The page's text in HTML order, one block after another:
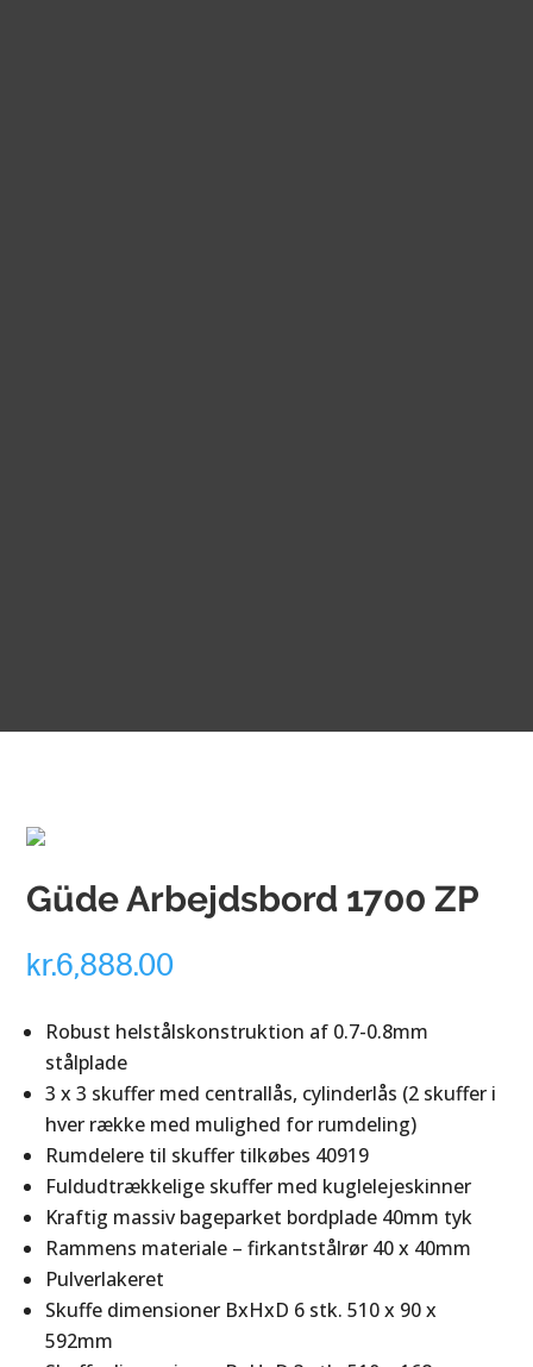
Güde Arbejdsbord 1700 ZP
kr.6,888.00
Robust helstålskonstruktion af 0.7-0.8mm
stålplade
3 x 3 skuffer med centrallås, cylinderlås (2 skuffer i
hver række med mulighed for rumdeling)
Rumdelere til skuffer tilkøbes 40919
Fuldudtrækkelige skuffer med kuglelejeskinner
Kraftig massiv bageparket bordplade 40mm tyk
Rammens materiale – firkantstålrør 40 x 40mm
Pulverlakeret
Skuffe dimensioner BxHxD 6 stk. 510 x 90 x
592mm